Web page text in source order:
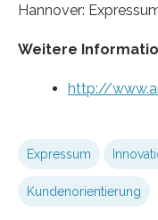
Hannover:
Weitere
http://
Expressum
Kundenorientierung